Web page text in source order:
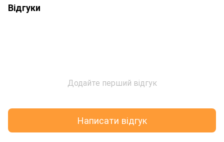
Відгуки
Додайте перший відгук
Написати відгук